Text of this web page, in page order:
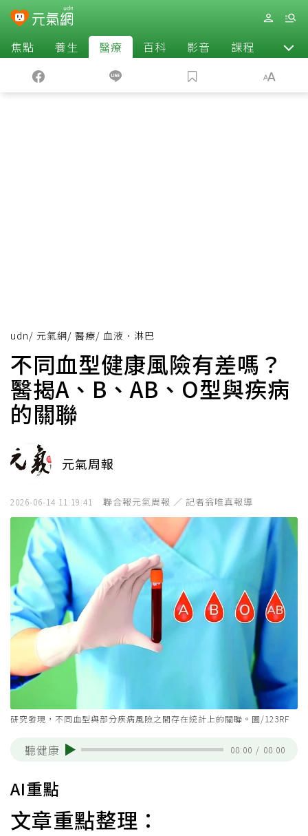
焦點 養生 醫療 百科 影音 課程 退休
udn/ 元氣網/ 醫療/ 血液．淋巴
不同血型健康風險有差嗎？
醫揭A、B、AB、O型與疾病
的關聯
元氣周報
2026-06-14 11:19:41 聯合報元氣周報 ／ 記者翁唯真報導
研究發現，不同血型與部分疾病風險之間存在統計上的關聯。圖/123RF
聽健康 00:00 / 00:00
AI重點
文章重點整理：